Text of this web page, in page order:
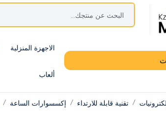
الاجهزة المنزلية
ألعاب
تقنية قابلة للارتداء إكسسوارات الساعة